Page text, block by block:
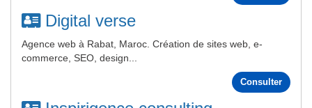
Digital verse
Agence web à Rabat, Maroc. Création de sites web, e-
commerce, SEO, design...
Consulter